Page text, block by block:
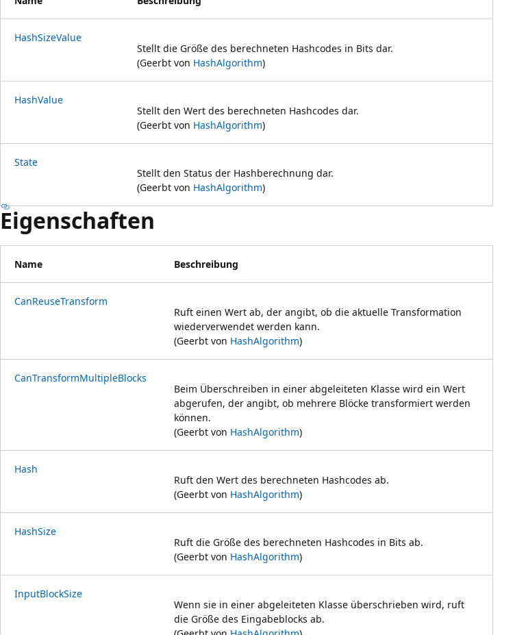
HashSizeValue
Stellt die Größe des berechneten Hashcodes in Bits dar.
(Geerbt von HashAlgorithm)
HashValue
Stellt den Wert des berechneten Hashcodes dar.
(Geerbt von HashAlgorithm)
State
Stellt den Status der Hashberechnung dar.
(Geerbt von HashAlgorithm)
Eigenschaften
Name Beschreibung
CanReuseTransform
Ruft einen Wert ab, der angibt, ob die aktuelle Transformation
wiederverwendet werden kann.
(Geerbt von HashAlgorithm)
CanTransformMultipleBlocks
Beim Überschreiben in einer abgeleiteten Klasse wird ein Wert
abgerufen, der angibt, ob mehrere Blöcke transformiert werden
können.
(Geerbt von HashAlgorithm)
Hash
Ruft den Wert des berechneten Hashcodes ab.
(Geerbt von HashAlgorithm)
HashSize
Ruft die Größe des berechneten Hashcodes in Bits ab.
(Geerbt von HashAlgorithm)
InputBlockSize
Wenn sie in einer abgeleiteten Klasse überschrieben wird, ruft
die Größe des Eingabeblocks ab.